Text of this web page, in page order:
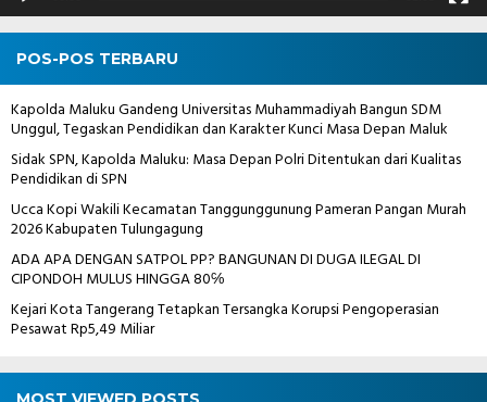
POS-POS TERBARU
Kapolda Maluku Gandeng Universitas Muhammadiyah Bangun SDM
Unggul, Tegaskan Pendidikan dan Karakter Kunci Masa Depan Maluk
Sidak SPN, Kapolda Maluku: Masa Depan Polri Ditentukan dari Kualitas
Pendidikan di SPN
Ucca Kopi Wakili Kecamatan Tanggunggunung Pameran Pangan Murah
2026 Kabupaten Tulungagung
ADA APA DENGAN SATPOL PP? BANGUNAN DI DUGA ILEGAL DI
CIPONDOH MULUS HINGGA 80℅
Kejari Kota Tangerang Tetapkan Tersangka Korupsi Pengoperasian
Pesawat Rp5,49 Miliar